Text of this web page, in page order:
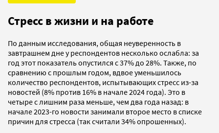
Стресс в жизни и на работе
По данным исследования, общая неуверенность в
завтрашнем дне у респондентов несколько ослабла: за
год этот показатель опустился с 37% до 28%. Также, по
сравнению с прошлым годом, вдвое уменьшилось
количество респондентов, испытывающих стресс из-за
новостей (8% против 16% в начале 2024 года). Это в
четыре с лишним раза меньше, чем два года назад: в
начале 2023-го новости занимали второе место в списке
причин для стресса (так считали 34% опрошенных).